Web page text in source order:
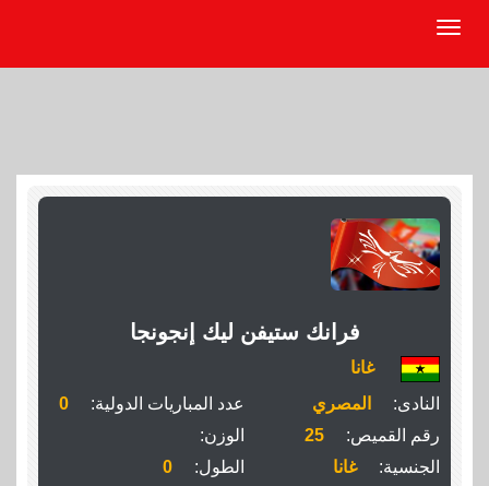
فرانك ستيفن ليك إنجونجا
غانا
النادى:
المصري عدد المباريات الدولية:
0
رقم القميص:
25
الوزن:
الجنسية:
غانا الطول:
0